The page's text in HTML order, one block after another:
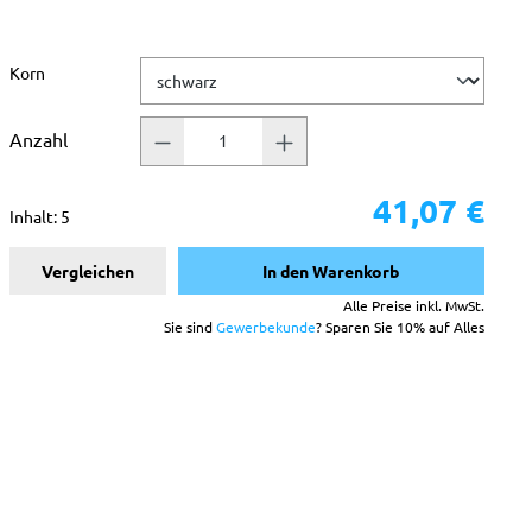
Kornauswählen
Anzahl
Inhalt: 5 41,07 €
Vergleichen In den Warenkorb
Alle Preise inkl. MwSt.
Sie sindGewerbekunde? Sparen Sie 10% auf Alles